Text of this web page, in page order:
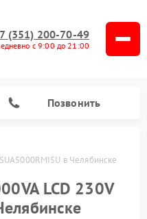
(351) 200-70-49
с 9:00 до 21:00
Позвонить
в Челябинске
LCD 230V